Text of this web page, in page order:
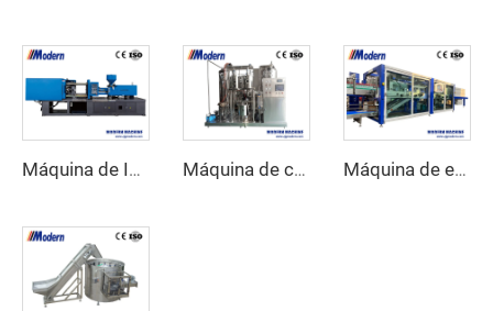
Máquina de Inyección de Preformas PET Máquina de carbonatación de bebidas Máquina de embalaje retráctil de cartón de media bandeja combinada